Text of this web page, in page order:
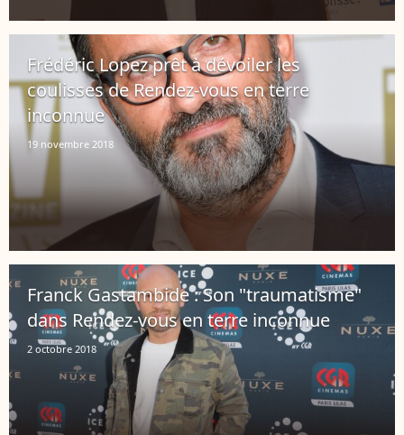
Frédéric Lopez prêt à dévoiler les
coulisses de Rendez-vous en terre
inconnue
19 novembre 2018
Franck Gastambide : Son "traumatisme"
dans Rendez-vous en terre inconnue
2 octobre 2018